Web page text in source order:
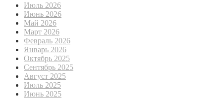
Июль 2026
Июнь 2026
Май 2026
Март 2026
Февраль 2026
Январь 2026
Октябрь 2025
Сентябрь 2025
Август 2025
Июль 2025
Июнь 2025